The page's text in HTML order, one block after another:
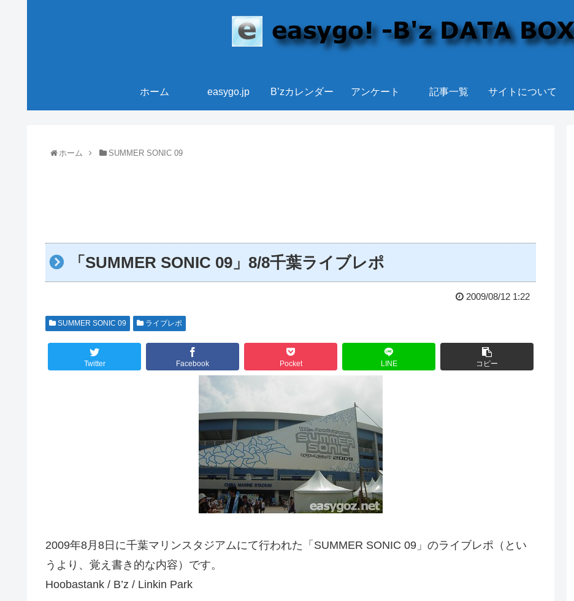
ホーム easygo.jp B’zカレンダー アンケート 記事一覧 サイトについて
ホーム SUMMER SONIC 09
「SUMMER SONIC 09」8/8千葉ライブレポ
2009/08/12 1:22
SUMMER SONIC 09 ライブレポ
Twitter Facebook Pocket LINE コピー
2009年8月8日に千葉マリンスタジアムにて行われた「SUMMER SONIC 09」のライブレポ（とい
うより、覚え書き的な内容）です。
Hoobastank / B’z / Linkin Park